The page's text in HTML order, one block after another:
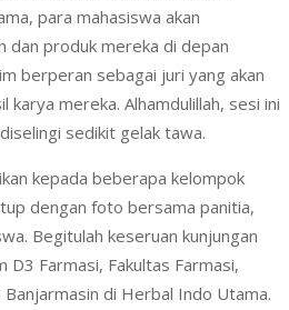
para mahasiswa akan
dan produk mereka di depan
berperan sebagai juri yang akan
karya mereka. Alhamdulillah, sesi ini
sedikit gelak tawa.
kepada beberapa kelompok
dengan foto bersama panitia,
Begitulah keseruan kunjungan
Farmasi, Fakultas Farmasi,
di Herbal Indo Utama.